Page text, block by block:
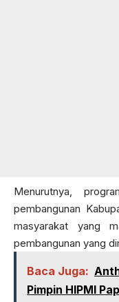
Menurutnya,
pembangunan
masyarakat yang
pembangunan yang
Baca Juga:
Pimpin HIPMI